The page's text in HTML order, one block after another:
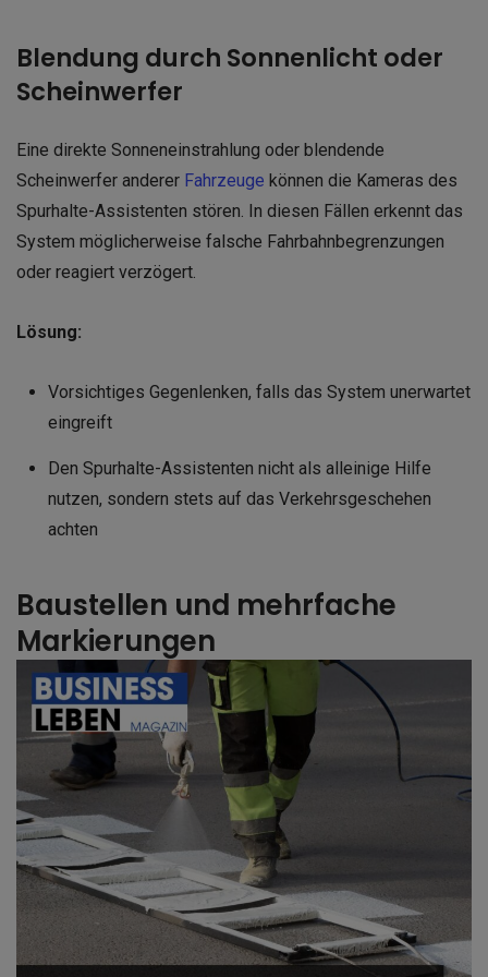
Blendung durch Sonnenlicht oder
Scheinwerfer
Eine direkte Sonneneinstrahlung oder blendende
Scheinwerfer anderer Fahrzeuge können die Kameras des
Spurhalte-Assistenten stören. In diesen Fällen erkennt das
System möglicherweise falsche Fahrbahnbegrenzungen
oder reagiert verzögert.
Lösung:
Vorsichtiges Gegenlenken, falls das System unerwartet
eingreift
Den Spurhalte-Assistenten nicht als alleinige Hilfe
nutzen, sondern stets auf das Verkehrsgeschehen
achten
Baustellen und mehrfache
Markierungen